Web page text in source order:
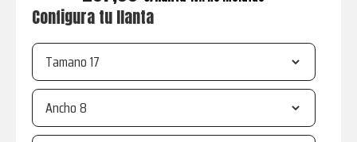
Configura tu llanta
Tamano
Ancho